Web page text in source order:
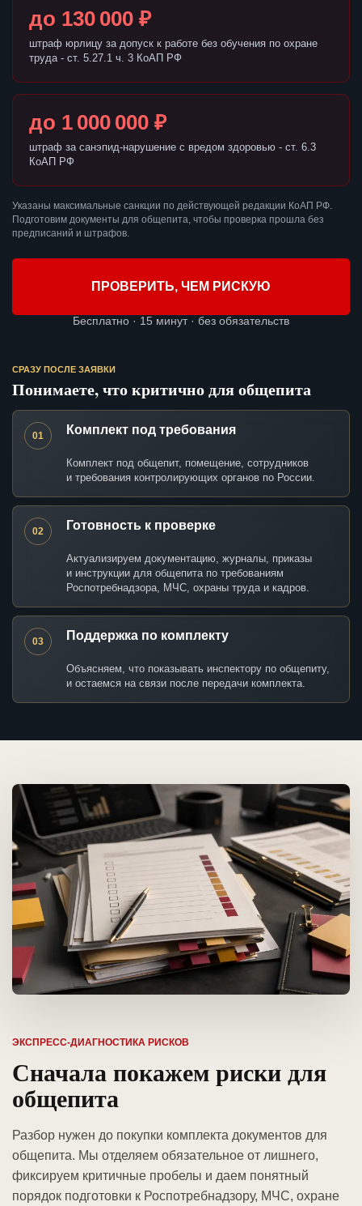
до 130 000 ₽
штраф юрлицу за допуск к работе без обучения по охране
труда - ст. 5.27.1 ч. 3 КоАП РФ
до 1 000 000 ₽
штраф за санэпид-нарушение с вредом здоровью - ст. 6.3
КоАП РФ
Указаны максимальные санкции по действующей редакции КоАП РФ.
Подготовим документы для общепита, чтобы проверка прошла без
предписаний и штрафов.
ПРОВЕРИТЬ, ЧЕМ РИСКУЮ
Бесплатно · 15 минут · без обязательств
СРАЗУ ПОСЛЕ ЗАЯВКИ
Понимаете, что критично для общепита
01 Комплект под требования
Комплект под общепит, помещение, сотрудников
и требования контролирующих органов по России.
02 Готовность к проверке
Актуализируем документацию, журналы, приказы
и инструкции для общепита по требованиям
Роспотребнадзора, МЧС, охраны труда и кадров.
03 Поддержка по комплекту
Объясняем, что показывать инспектору по общепиту,
и остаемся на связи после передачи комплекта.
ЭКСПРЕСС-ДИАГНОСТИКА РИСКОВ
Сначала покажем риски для
общепита
Разбор нужен до покупки комплекта документов для
общепита. Мы отделяем обязательное от лишнего,
фиксируем критичные пробелы и даем понятный
порядок подготовки к Роспотребнадзору, МЧС, охране